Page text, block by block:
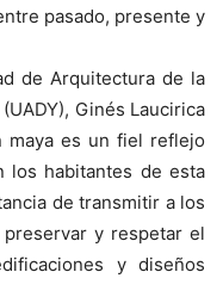
pasado, presente y
de Arquitectura de la
Ginés Laucirica
maya es un fiel reflejo
los habitantes de esta
de transmitir a los
y respetar el
y diseños